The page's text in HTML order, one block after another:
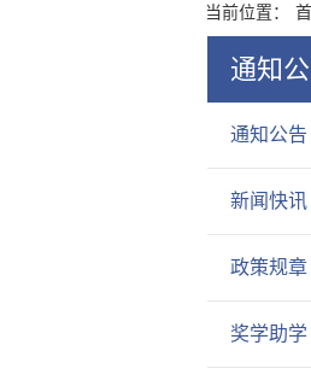
当前位置：
通知
通知公告
新闻快讯
政策规章
奖学助学